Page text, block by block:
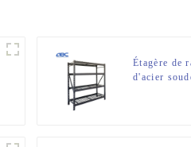
Étagère de
d'acier